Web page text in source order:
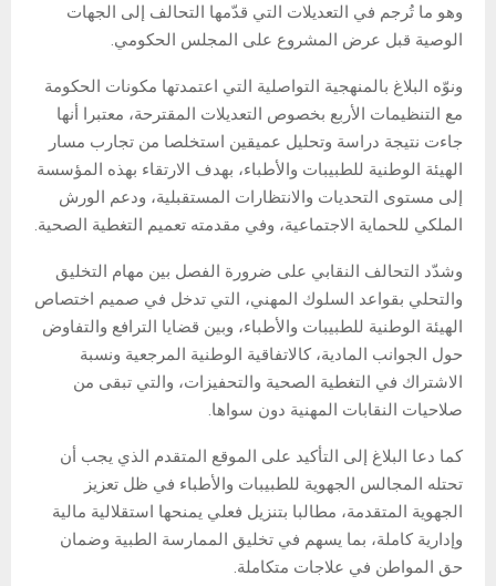
وهو ما تُرجم في التعديلات التي قدّمها التحالف إلى الجهات
الوصية قبل عرض المشروع على المجلس الحكومي.
ونوّه البلاغ بالمنهجية التواصلية التي اعتمدتها مكونات الحكومة
مع التنظيمات الأربع بخصوص التعديلات المقترحة، معتبرا أنها
جاءت نتيجة دراسة وتحليل عميقين استخلصا من تجارب مسار
الهيئة الوطنية للطبيبات والأطباء، بهدف الارتقاء بهذه المؤسسة
إلى مستوى التحديات والانتظارات المستقبلية، ودعم الورش
الملكي للحماية الاجتماعية، وفي مقدمته تعميم التغطية الصحية.
وشدّد التحالف النقابي على ضرورة الفصل بين مهام التخليق
والتحلي بقواعد السلوك المهني، التي تدخل في صميم اختصاص
الهيئة الوطنية للطبيبات والأطباء، وبين قضايا الترافع والتفاوض
حول الجوانب المادية، كالاتفاقية الوطنية المرجعية ونسبة
الاشتراك في التغطية الصحية والتحفيزات، والتي تبقى من
صلاحيات النقابات المهنية دون سواها.
كما دعا البلاغ إلى التأكيد على الموقع المتقدم الذي يجب أن
تحتله المجالس الجهوية للطبيبات والأطباء في ظل تعزيز
الجهوية المتقدمة، مطالبا بتنزيل فعلي يمنحها استقلالية مالية
وإدارية كاملة، بما يسهم في تخليق الممارسة الطبية وضمان
حق المواطن في علاجات متكاملة.